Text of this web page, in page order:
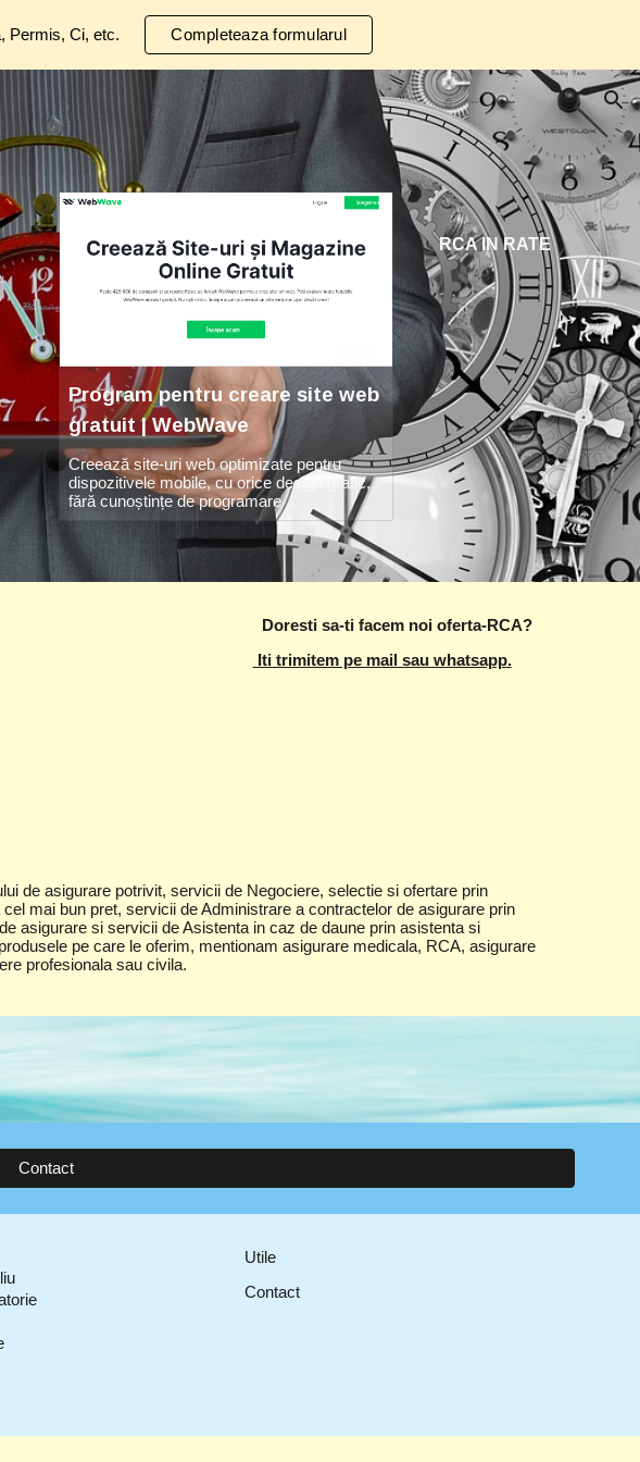
Skip to navigation
Permis, Ci, etc. Completeaza formularul
Program pentru creare site web
gratuit | WebWave
Creează site-uri web optimizate pentru
dispozitivele mobile, cu orice design grafic,
fără cunoștințe de programare
RCA IN RATE
Doresti sa-ti facem noi oferta-RCA?
Iti trimitem pe mail sau whatsapp.
de asigurare potrivit, servicii de Negociere, selectie si ofertare prin
mai bun pret, servicii de Administrare a contractelor de asigurare prin
asigurare si servicii de Asistenta in caz de daune prin asistenta si
pe care le oferim, mentionam asigurare medicala, RCA, asigurare
profesionala sau civila.
Contact
Utile
Contact